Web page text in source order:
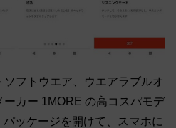
フトウエア、ウエアラブルオ
カー 1MORE の高コスパモデ
ッケージを開けて、スマホに